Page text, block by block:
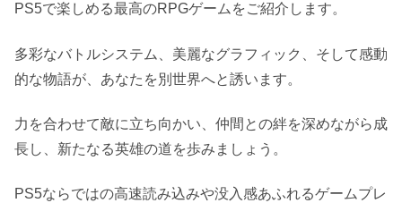
PS5で楽しめる最高のRPGゲームをご紹介します。
多彩なバトルシステム、美麗なグラフィック、そして感動
的な物語が、あなたを別世界へと誘います。
力を合わせて敵に立ち向かい、仲間との絆を深めながら成
長し、新たなる英雄の道を歩みましょう。
PS5ならではの高速読み込みや没入感あふれるゲームプレ